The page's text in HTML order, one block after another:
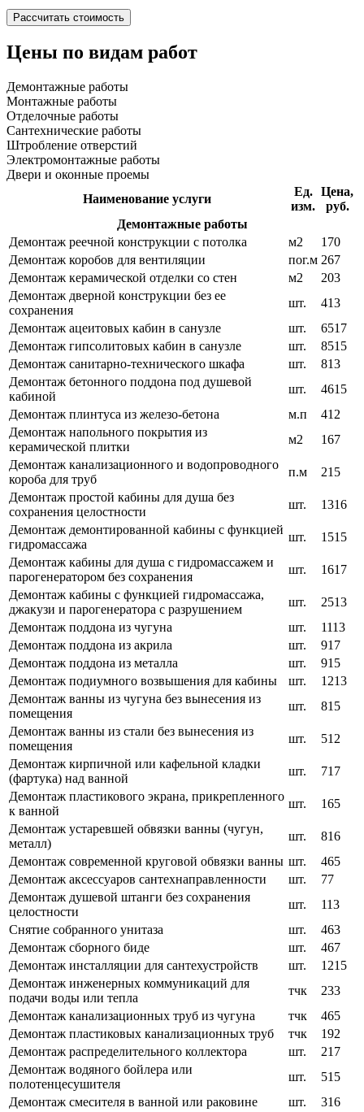
Цены по видам работ
Демонтажные работы
Монтажные работы
Отделочные работы
Сантехнические работы
Штробление отверстий
Электромонтажные работы
Двери и оконные проемы
Наименование услуги
Ед.
изм.
Цена,
руб.
Демонтажные работы
Демонтаж реечной конструкции с потолка
м2
170
Демонтаж коробов для вентиляции
пог.м 267
Демонтаж керамической отделки со стен
м2
203
Демонтаж дверной конструкции без ее
сохранения
шт.
413
Демонтаж ацеитовых кабин в санузле
шт.
6517
Демонтаж гипсолитовых кабин в санузле
шт.
8515
Демонтаж санитарно-технического шкафа
шт.
813
Демонтаж бетонного поддона под душевой
кабиной
шт.
4615
Демонтаж плинтуса из железо-бетона
м.п
412
Демонтаж напольного покрытия из
керамической плитки
м2
167
Демонтаж канализационного и водопроводного
короба для труб
п.м
215
Демонтаж простой кабины для душа без
сохранения целостности
шт.
1316
Демонтаж демонтированной кабины с функцией
гидромассажа
шт.
1515
Демонтаж кабины для душа с гидромассажем и
парогенератором без сохранения
шт.
1617
Демонтаж кабины с функцией гидромассажа,
джакузи и парогенератора с разрушением
шт.
2513
Демонтаж поддона из чугуна
шт.
1113
Демонтаж поддона из акрила
шт.
917
Демонтаж поддона из металла
шт.
915
Демонтаж подиумного возвышения для кабины
шт.
1213
Демонтаж ванны из чугуна без вынесения из
помещения
шт.
815
Демонтаж ванны из стали без вынесения из
помещения
шт.
512
Демонтаж кирпичной или кафельной кладки
(фартука) над ванной
шт.
717
Демонтаж пластикового экрана, прикрепленного
к ванной
шт.
165
Демонтаж устаревшей обвязки ванны (чугун,
металл)
шт.
816
Демонтаж современной круговой обвязки ванны шт.
465
Демонтаж аксессуаров сантехнаправленности
шт.
77
Демонтаж душевой штанги без сохранения
целостности
шт.
113
Снятие собранного унитаза
шт.
463
Демонтаж сборного биде
шт.
467
Демонтаж инсталляции для сантехустройств
шт.
1215
Демонтаж инженерных коммуникаций для
подачи воды или тепла
тчк
233
Демонтаж канализационных труб из чугуна
тчк
465
Демонтаж пластиковых канализационных труб
тчк
192
Демонтаж распределительного коллектора
шт.
217
Демонтаж водяного бойлера или
полотенцесушителя
шт.
515
Демонтаж смесителя в ванной или раковине
шт.
316